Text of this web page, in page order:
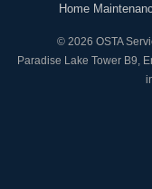
Home
Paradise Lake Tower B9,